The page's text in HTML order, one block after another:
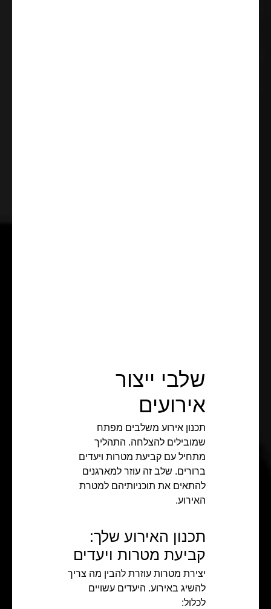
שלבי ייצור
אירועים
תכנון אירוע משלבים מפתח
שמובילים להצלחה. התהליך
מתחיל עם קביעת מטרות ויעדים
ברורים. שלב זה עוזר למארגנים
להתאים את תוכניותיהם למטרת
האירוע.
תכנון האירוע שלך:
קביעת מטרות ויעדים
יצירת מטרות עוזרת להבין מה צריך
להשיג באירוע. היעדים עשויים
לכלול: